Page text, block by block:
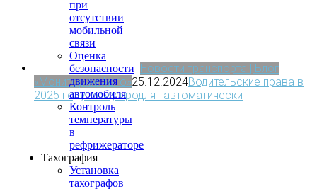
при
отсутствии
мобильной
связи
Оценка
безопасности
движения
автомобиля
Контроль
температуры
в
рефрижераторе
Тахография
Установка
тахографов
Новости транспорта | Блог
«МониторингАвто»25.12.2024Водительские права в
2025 году: кому продлят автоматически